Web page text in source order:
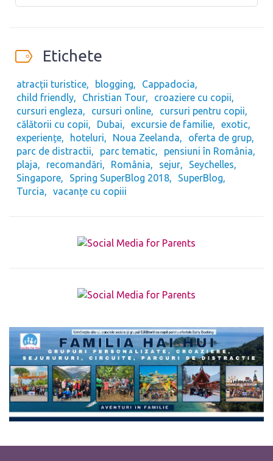
Etichete
atracții turistice blogging
Cappadocia
child friendly
Christian Tour
croaziere cu copii
cursuri engleza
cursuri online
cursuri pentru copii
călătorii cu copii
Dubai excursie de familie
exotic
experiențe
hoteluri Noua Zeelanda
oferta de grup
parc de distractii
parc tematic
pensiuni în România
plaja
recomandări România sejur
Seychelles
Singapore
Spring SuperBlog 2018
SuperBlog
Turcia
vacanțe cu copiii
The form you have selected does not exist.